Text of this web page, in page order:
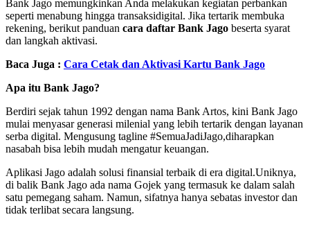
Bank Jago memungkinkan Anda melakukan kegiatan perbankan
seperti menabung hingga transaksidigital. Jika tertarik membuka
rekening, berikut panduan cara daftar Bank Jago beserta syarat
dan langkah aktivasi.
Baca Juga : Cara Cetak dan Aktivasi Kartu Bank Jago
Apa itu Bank Jago?
Berdiri sejak tahun 1992 dengan nama Bank Artos, kini Bank Jago
mulai menyasar generasi milenial yang lebih tertarik dengan layanan
serba digital. Mengusung tagline #SemuaJadiJago,diharapkan
nasabah bisa lebih mudah mengatur keuangan.
Aplikasi Jago adalah solusi finansial terbaik di era digital.Uniknya,
di balik Bank Jago ada nama Gojek yang termasuk ke dalam salah
satu pemegang saham. Namun, sifatnya hanya sebatas investor dan
tidak terlibat secara langsung.